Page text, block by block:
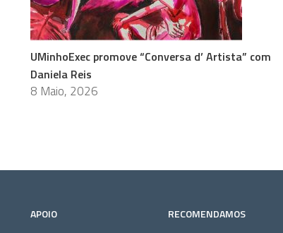
UMinhoExec promove “Conversa d’ Artista” com
Daniela Reis
8 Maio, 2026
APOIO RECOMENDAMOS